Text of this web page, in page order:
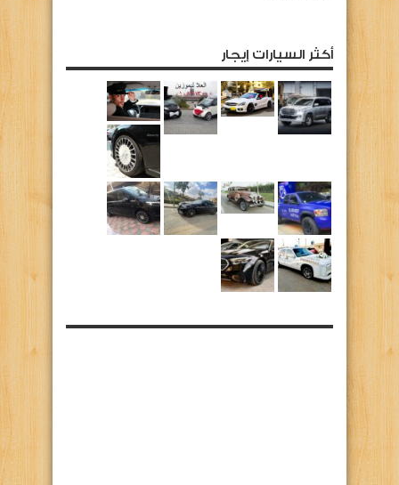
أكثر السيارات إيجار